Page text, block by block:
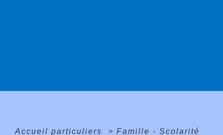
Accueil particuliers > Famille - Scolarité